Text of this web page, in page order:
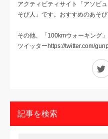
アクティビティサイト「アソビ
そび人」です。おすすめのあそび
その他、「100kmウォーキング
ツイッターhttps://twitter.com/
記事を検索